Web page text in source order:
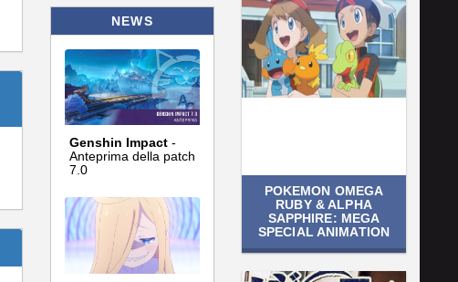
NEWS
Genshin Impact -
Anteprima della patch
7.0
POKEMON OMEGA
RUBY & ALPHA
SAPPHIRE: MEGA
SPECIAL ANIMATION